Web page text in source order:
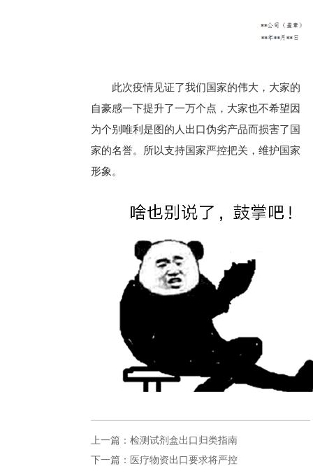
此次疫情见证了我们国家的伟大，大家的
自豪感一下提升了一万个点，大家也不希望因
为个别唯利是图的人出口伪劣产品而损害了国
家的名誉。所以支持国家严控把关，维护国家
形象。
上一篇：检测试剂盒出口归类指南
下一篇：医疗物资出口要求将严控